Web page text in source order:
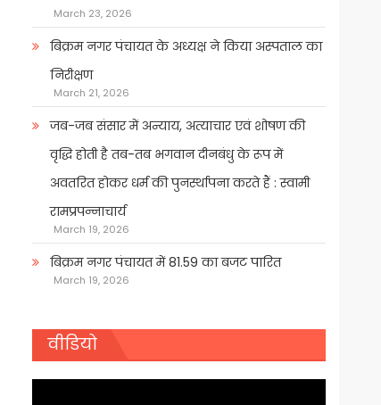
March 23, 2026
बिक्रम नगर पंचायत के अध्यक्ष ने किया अस्पताल का
निरीक्षण
March 21, 2026
जब-जब संसार में अन्याय, अत्याचार एवं शोषण की
वृद्धि होती है तब-तब भगवान दीनबंधु के रूप में
अवतरित होकर धर्म की पुनर्स्थापना करते हैं : स्वामी
रामप्रपन्नाचार्य
March 19, 2026
बिक्रम नगर पंचायत में 81.59 का बजट पारित
March 19, 2026
वीडियो